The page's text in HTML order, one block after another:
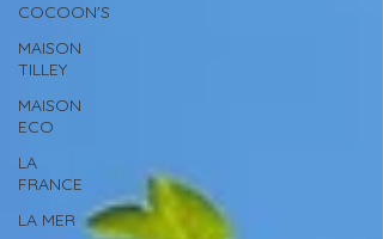
COCOON'S
MAISON
TILLEY
MAISON
ECO
LA
FRANCE
LA MER